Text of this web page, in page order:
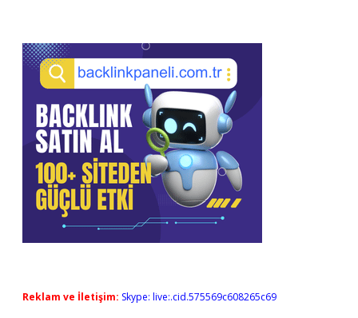
Reklam ve İletişim: Skype: live:.cid.575569c608265c69